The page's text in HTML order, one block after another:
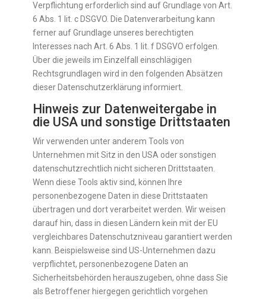
Verpflichtung erforderlich sind auf Grundlage von Art.
6 Abs. 1 lit. c DSGVO. Die Datenverarbeitung kann
ferner auf Grundlage unseres berechtigten
Interesses nach Art. 6 Abs. 1 lit. f DSGVO erfolgen.
Über die jeweils im Einzelfall einschlägigen
Rechtsgrundlagen wird in den folgenden Absätzen
dieser Datenschutzerklärung informiert.
Hinweis zur Datenweitergabe in
die USA und sonstige Drittstaaten
Wir verwenden unter anderem Tools von
Unternehmen mit Sitz in den USA oder sonstigen
datenschutzrechtlich nicht sicheren Drittstaaten.
Wenn diese Tools aktiv sind, können Ihre
personenbezogene Daten in diese Drittstaaten
übertragen und dort verarbeitet werden. Wir weisen
darauf hin, dass in diesen Ländern kein mit der EU
vergleichbares Datenschutzniveau garantiert werden
kann. Beispielsweise sind US-Unternehmen dazu
verpflichtet, personenbezogene Daten an
Sicherheitsbehörden herauszugeben, ohne dass Sie
als Betroffener hiergegen gerichtlich vorgehen